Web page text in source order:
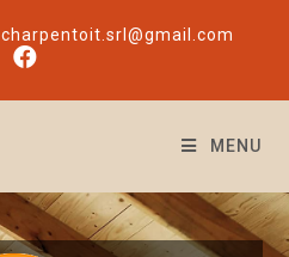
charpentoit.srl@gmail.com
MENU